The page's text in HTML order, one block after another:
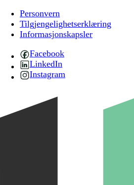
Personvern
Tilgjengelighetserklæring
Informasjonskapsler
Facebook
LinkedIn
Instagram